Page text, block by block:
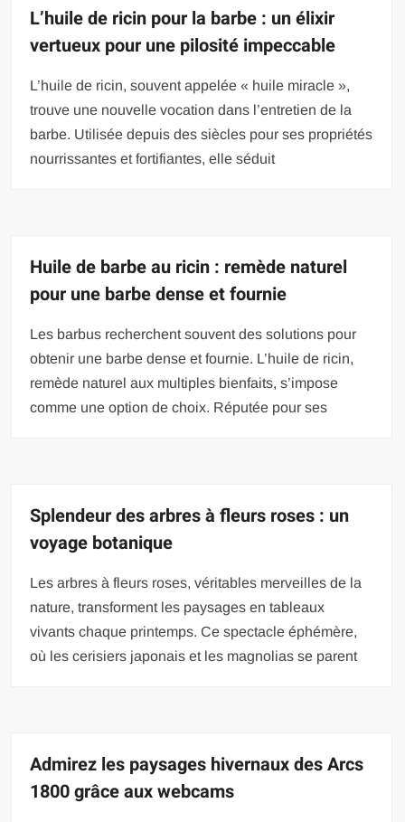
L’huile de ricin pour la barbe : un élixir
vertueux pour une pilosité impeccable
L’huile de ricin, souvent appelée « huile miracle »,
trouve une nouvelle vocation dans l’entretien de la
barbe. Utilisée depuis des siècles pour ses propriétés
nourrissantes et fortifiantes, elle séduit
Huile de barbe au ricin : remède naturel
pour une barbe dense et fournie
Les barbus recherchent souvent des solutions pour
obtenir une barbe dense et fournie. L’huile de ricin,
remède naturel aux multiples bienfaits, s’impose
comme une option de choix. Réputée pour ses
Splendeur des arbres à fleurs roses : un
voyage botanique
Les arbres à fleurs roses, véritables merveilles de la
nature, transforment les paysages en tableaux
vivants chaque printemps. Ce spectacle éphémère,
où les cerisiers japonais et les magnolias se parent
Admirez les paysages hivernaux des Arcs
1800 grâce aux webcams